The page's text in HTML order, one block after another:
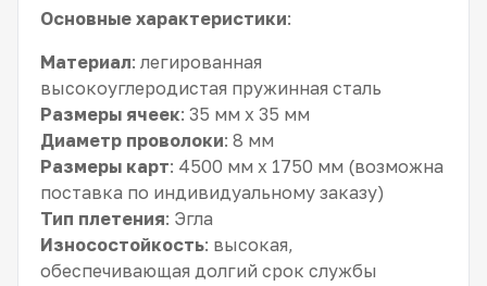
Основные характеристики:
Материал: легированная
высокоуглеродистая пружинная сталь
Размеры ячеек: 35 мм x 35 мм
Диаметр проволоки: 8 мм
Размеры карт: 4500 мм x 1750 мм (возможна
поставка по индивидуальному заказу)
Тип плетения: Эгла
Износостойкость: высокая,
обеспечивающая долгий срок службы